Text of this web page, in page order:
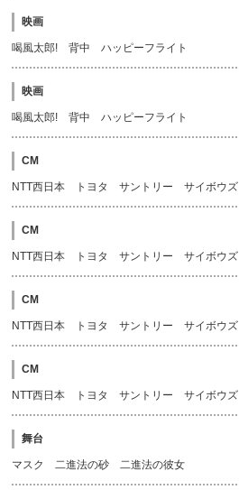
映画
喝風太郎! 背中 ハッピーフライト
映画
喝風太郎! 背中 ハッピーフライト
CM
NTT西日本 トヨタ サントリー サイボウズ
CM
NTT西日本 トヨタ サントリー サイボウズ
CM
NTT西日本 トヨタ サントリー サイボウズ
CM
NTT西日本 トヨタ サントリー サイボウズ
舞台
マスク 二進法の砂 二進法の彼女